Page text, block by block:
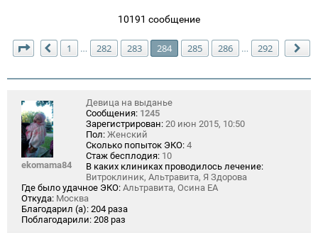
10191 сообщение
Страница 284 из292
Пред.
1 … 282 283 284 285 286 … 292
ekomama84
Девица на выданье
Сообщения: 1245
Зарегистрирован: 20 июн 2015, 10:50
Пол: Женский
Сколько попыток ЭКО: 4
Стаж бесплодия: 10
В каких клиниках проводилось лечение:
Витроклиник, Альтравита, Я Здорова
Где было удачное ЭКО: Альтравита, Осина ЕА
Откуда: Москва
Благодарил (а): 204 раза
Поблагодарили: 208 раз